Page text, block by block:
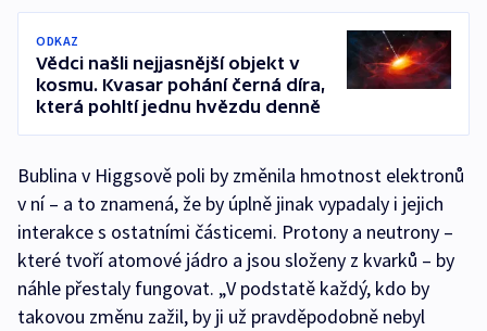
ODKAZ
Vědci našli nejjasnější objekt v
kosmu. Kvasar pohání černá díra,
která pohltí jednu hvězdu denně
Bublina v Higgsově poli by změnila hmotnost elektronů
v ní – a to znamená, že by úplně jinak vypadaly i jejich
interakce s ostatními částicemi. Protony a neutrony –
které tvoří atomové jádro a jsou složeny z kvarků – by
náhle přestaly fungovat. „V podstatě každý, kdo by
takovou změnu zažil, by ji už pravděpodobně nebyl